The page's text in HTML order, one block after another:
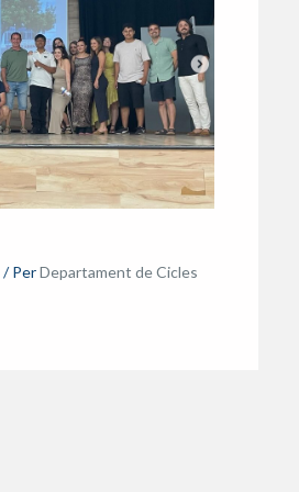
/ Per Departament de Cicles